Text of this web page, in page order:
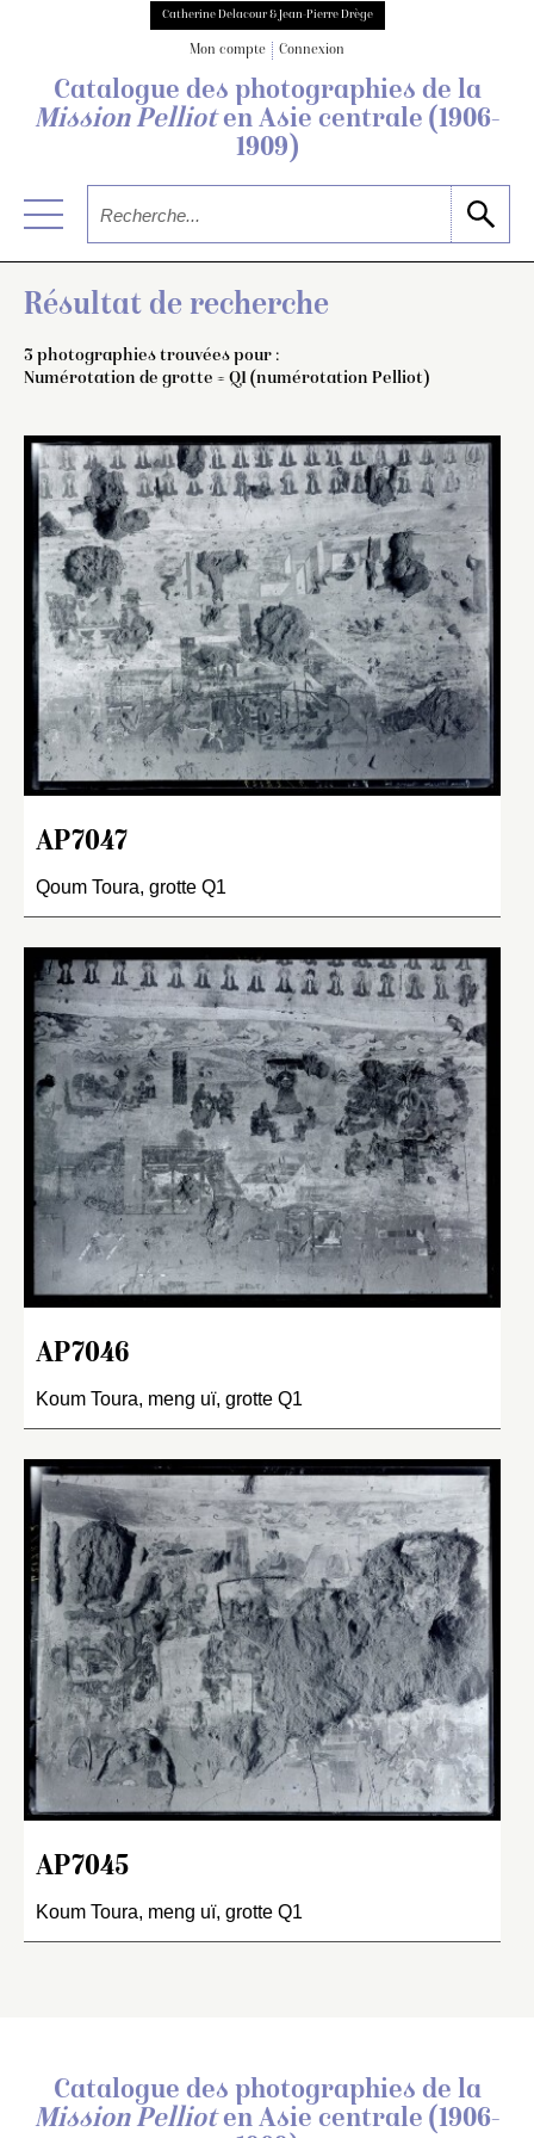
Catherine Delacour & Jean-Pierre Drège
Mon compte Connexion
Catalogue des photographies de la
Mission Pellioten Asie centrale (1906-
1909)
Résultat de recherche
3 photographies trouvées pour :
Numérotation de grotte = Q1 (numérotation Pelliot)
AP7047
Qoum Toura, grotte Q1
AP7046
Koum Toura, meng uï, grotte Q1
AP7045
Koum Toura, meng uï, grotte Q1
Catalogue des photographies de la
Mission Pellioten Asie centrale (1906-